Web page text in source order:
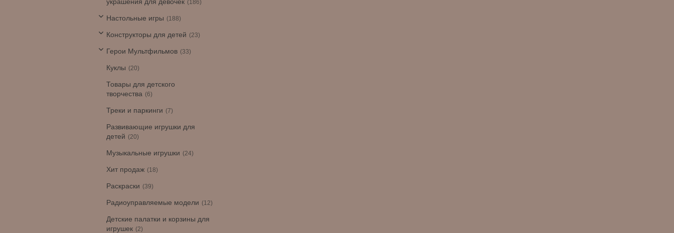
186
Настольные игры 188
Конструкторы для детей 23
Герои Мультфильмов 33
Куклы 20
Товары для детского
творчества
6
Треки и паркинги 7
Развивающие игрушки для
детей
20
Музыкальные игрушки 24
Хит продаж 18
Раскраски 39
Радиоуправляемые модели 12
Детские палатки и корзины для
игрушек
2